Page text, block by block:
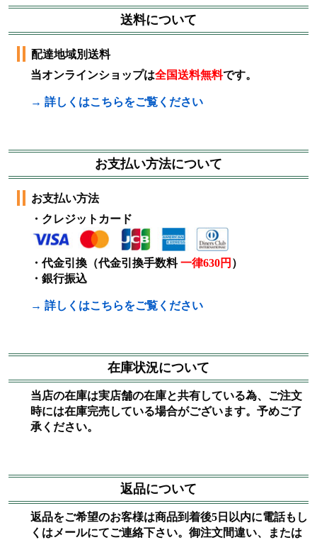
送料について
配達地域別送料
当オンラインショップは全国送料無料です。
→ 詳しくはこちらをご覧ください
お支払い方法について
お支払い方法
・クレジットカード
・代金引換（代金引換手数料一律630円 ）
・銀行振込
→ 詳しくはこちらをご覧ください
在庫状況について
当店の在庫は実店舗の在庫と共有している為、ご注文
時には在庫完売している場合がございます。予めご了
承ください。
返品について
返品をご希望のお客様は商品到着後5日以内に電話もし
くはメールにてご連絡下さい。御注文間違い、または